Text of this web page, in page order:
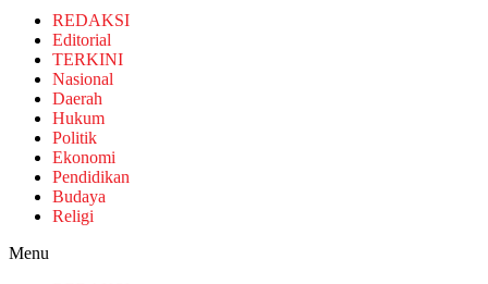
REDAKSI
Editorial
TERKINI
Nasional
Daerah
Hukum
Politik
Ekonomi
Pendidikan
Budaya
Religi
Menu